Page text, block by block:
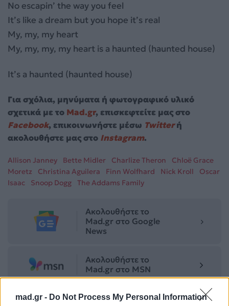
mad.gr - Do Not Process My Personal Information
No escapin’ the way you feel
It’s like a dream but you hope it’s real
My, my, my heart
My, my, my, my heart is a haunted (haunted house)
It’s a haunted (haunted house)
Για σχόλια, μηνύματα ή φωτογραφικό υλικό
σχετικά με το Mad.gr, επισκεφτείτε μας στο
Facebook, επικοινωνήστε μέσω Twitterή
ακολουθήστε μας στο Instagram.
Allison Janney Bette Midler Charlize Theron
Chloë Grace
Moretz
Christina Aguilera Finn Wolfhard Nick Kroll
Oscar
Isaac
Snoop Dogg The Addams Family
Ακολουθήστε το
Mad.gr στο Google
News
Ακολουθήστε το
Mad.gr στο MSN